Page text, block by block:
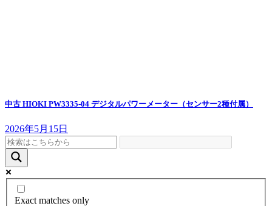
中古 HIOKI PW3335-04 デジタルパワーメーター（センサー2種付属）
2026年5月15日
Exact matches only